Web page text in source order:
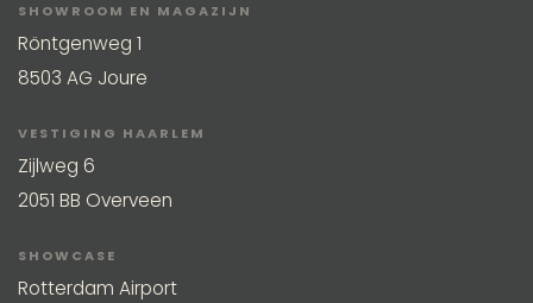
SHOWROOM EN MAGAZIJN
Röntgenweg 1
8503 AG Joure
VESTIGING HAARLEM
Zijlweg 6
2051 BB Overveen
SHOWCASE
Rotterdam Airport